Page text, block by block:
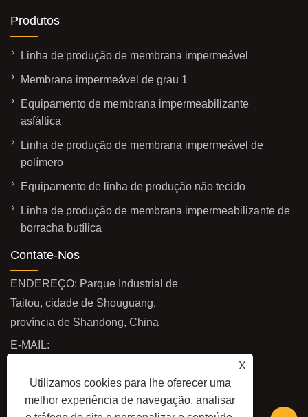
X
Utilizamos cookies para lhe oferecer uma
melhor experiência de navegação, analisar
Produtos
Linha de produção de membrana impermeável
Membrana impermeável de grau 1
Equipamento de membrana impermeabilizante
asfáltica
Linha de produção de membrana impermeável de
polímero
Equipamento de linha de produção não tecido
Linha de produção de membrana impermeabilizante de
borracha butílica
Contate-Nos
ENDEREÇO: Parque Industrial de
Taitou, cidade de Shouguang,
província de Shandong, China
E-MAIL:
FAX: +86-18463653536
+86-18463653536